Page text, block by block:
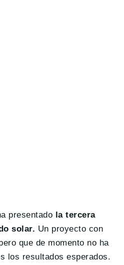
presentado la tercera
solar. Un proyecto con
que de momento no ha
los resultados esperados.